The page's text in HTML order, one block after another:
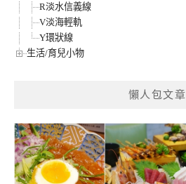
R淡水信義線
V淡海輕軌
Y環狀線
生活/育兒小物
懶人包文章